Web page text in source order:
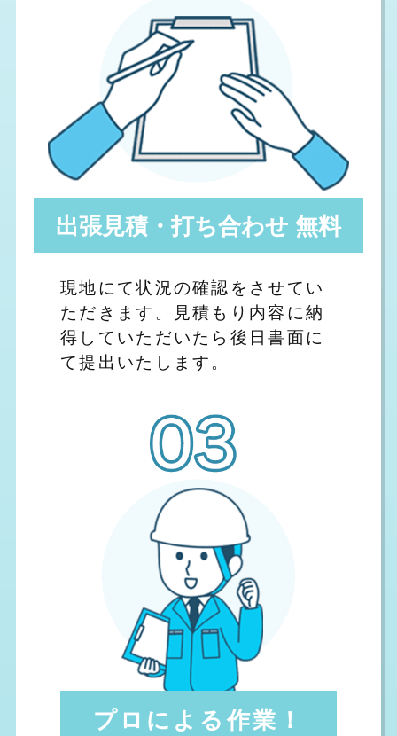
出張見積・打ち合わせ 無料
現地にて状況の確認をさせてい
ただきます。見積もり内容に納
得していただいたら後日書面に
て提出いたします。
プロによる作業！